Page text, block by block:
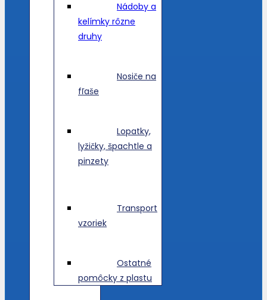
Nádoby a
kelímky rôzne
druhy
Nosiče na
fľaše
Lopatky,
lyžičky, špachtle a
pinzety
Transport
vzoriek
Ostatné
pomôcky z plastu